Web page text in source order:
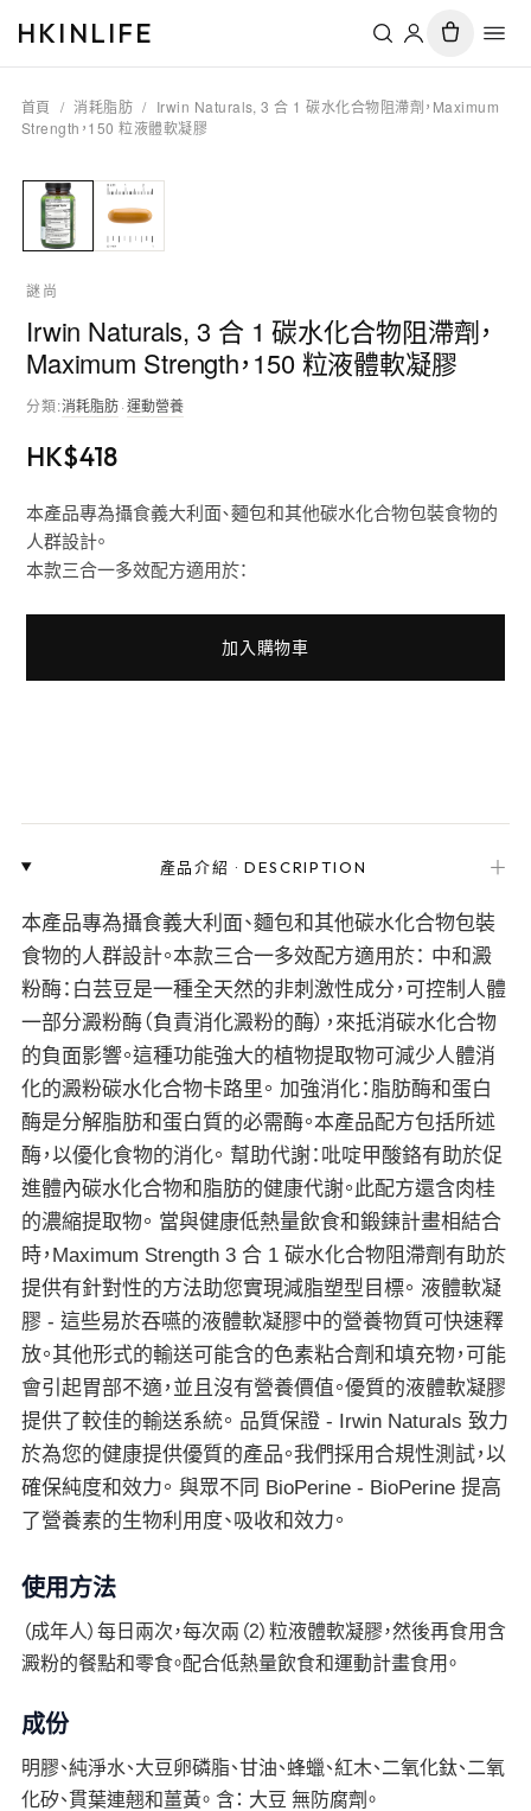
HKINLIFE
首頁 / 消耗脂肪 / Irwin Naturals, 3 合 1 碳水化合物阻滯劑，Maximum
Strength，150 粒液體軟凝膠
謎尚
Irwin Naturals, 3 合 1 碳水化合物阻滯劑，
Maximum Strength，150 粒液體軟凝膠
分類:消耗脂肪·運動營養
HK$418
本產品專為攝食義大利面、麵包和其他碳水化合物包裝食物的
人群設計。
本款三合一多效配方適用於：
加入購物車
產品介紹 ·DESCRIPTION ＋
本產品專為攝食義大利面、麵包和其他碳水化合物包裝
食物的人群設計。本款三合一多效配方適用於： 中和澱
粉酶：白芸豆是一種全天然的非刺激性成分，可控制人體
一部分澱粉酶（負責消化澱粉的酶），來抵消碳水化合物
的負面影響。這種功能強大的植物提取物可減少人體消
化的澱粉碳水化合物卡路里。 加強消化：脂肪酶和蛋白
酶是分解脂肪和蛋白質的必需酶。本產品配方包括所述
酶，以優化食物的消化。 幫助代謝：吡啶甲酸鉻有助於促
進體內碳水化合物和脂肪的健康代謝。此配方還含肉桂
的濃縮提取物。 當與健康低熱量飲食和鍛鍊計畫相結合
時，Maximum Strength 3 合 1 碳水化合物阻滯劑有助於
提供有針對性的方法助您實現減脂塑型目標。 液體軟凝
膠 - 這些易於吞嚥的液體軟凝膠中的營養物質可快速釋
放。其他形式的輸送可能含的色素粘合劑和填充物，可能
會引起胃部不適，並且沒有營養價值。優質的液體軟凝膠
提供了較佳的輸送系統。 品質保證 - Irwin Naturals 致力
於為您的健康提供優質的產品。我們採用合規性測試，以
確保純度和效力。 與眾不同 BioPerine - BioPerine 提高
了營養素的生物利用度、吸收和效力。
使用方法
（成年人）每日兩次，每次兩（2）粒液體軟凝膠，然後再食用含
澱粉的餐點和零食。配合低熱量飲食和運動計畫食用。
成份
明膠、純淨水、大豆卵磷脂、甘油、蜂蠟、紅木、二氧化鈦、二氧
化矽、貫葉連翹和薑黃。 含： 大豆 無防腐劑。